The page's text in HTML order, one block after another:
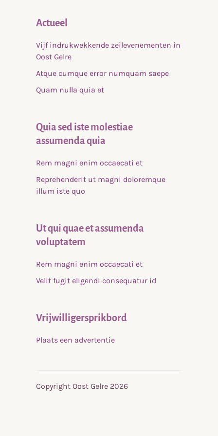
Actueel
Vijf indrukwekkende zeilevenementen in
Oost Gelre
Atque cumque error numquam saepe
Quam nulla quia et
Quia sed iste molestiae
assumenda quia
Rem magni enim occaecati et
Reprehenderit ut magni doloremque
illum iste quo
Ut qui quae et assumenda
voluptatem
Rem magni enim occaecati et
Velit fugit eligendi consequatur id
Vrijwilligersprikbord
Plaats een advertentie
Copyright Oost Gelre 2026